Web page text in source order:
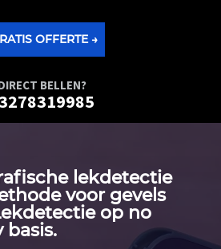
OFFERTE →
BELLEN?
lekdetectie
voor gevels
op no
basis.